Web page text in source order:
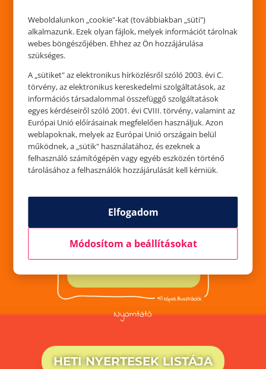
Rajzpad
Nyomtató
HETI NYERTESEK LISTÁJA
Weboldalunkon „cookie"-kat (továbbiakban „süti")
alkalmazunk. Ezek olyan fájlok, melyek információt tárolnak
webes böngészőjében. Ehhez az Ön hozzájárulása
szükséges.
A „sütiket" az elektronikus hírközlésről szóló 2003. évi C.
törvény, az elektronikus kereskedelmi szolgáltatások, az
információs társadalommal összefüggő szolgáltatások
egyes kérdéseiről szóló 2001. évi CVIII. törvény, valamint az
Európai Unió előírásainak megfelelően használjuk. Azon
weblapoknak, melyek az Európai Unió országain belül
működnek, a „sütik" használatához, és ezeknek a
felhasználó számítógépén vagy egyéb eszközén történő
tárolásához a felhasználók hozzájárulását kell kérniük.
Elfogadom
Módosítom a beállításokat